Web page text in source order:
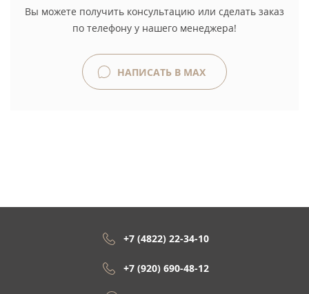
Вы можете получить консультацию или сделать заказ
по телефону у нашего менеджера!
НАПИСАТЬ В MAX
+7 (4822) 22-34-10
+7 (920) 690-48-12